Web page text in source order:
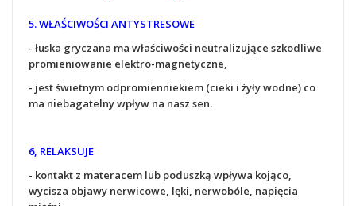
5. WŁAŚCIWOŚCI ANTYSTRESOWE
- łuska gryczana ma właściwości neutralizujące szkodliwe
promieniowanie elektro-magnetyczne,
- jest świetnym odpromienniekiem (cieki i żyły wodne) co
ma niebagatelny wpływ na nasz sen.
6, RELAKSUJE
- kontakt z materacem lub poduszką wpływa kojąco,
wycisza objawy nerwicowe, lęki, nerwobóle, napięcia